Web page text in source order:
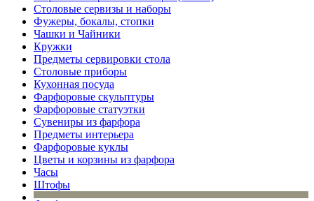
Столовые сервизы и наборы
Фужеры, бокалы, стопки
Чашки и Чайники
Кружки
Предметы сервировки стола
Столовые приборы
Кухонная посуда
Фарфоровые скульптуры
Фарфоровые статуэтки
Сувениры из фарфора
Предметы интерьера
Фарфоровые куклы
Цветы и корзины из фарфора
Часы
Штофы